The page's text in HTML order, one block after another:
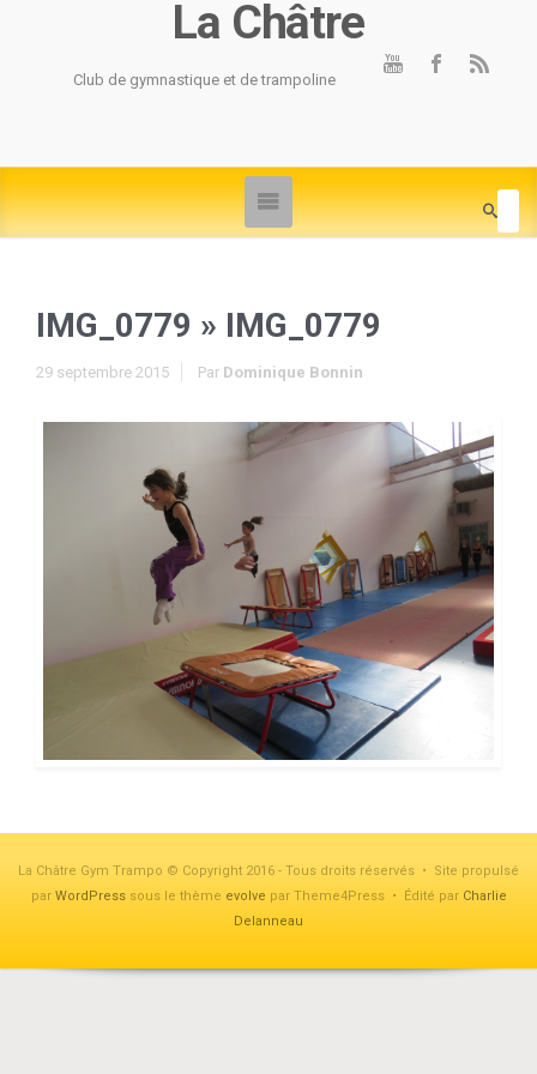
La Châtre
Club de gymnastique et de trampoline
IMG_0779 » IMG_0779
29 septembre 2015 Par Dominique Bonnin
La Châtre Gym Trampo © Copyright 2016 - Tous droits réservés • Site propulsé
par WordPresssous le thème evolve par Theme4Press • Édité par Charlie
Delanneau